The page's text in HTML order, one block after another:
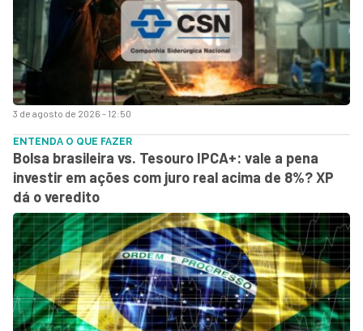
3 de agosto de 2026 - 12:50
ENTENDA O QUE FAZER
Bolsa brasileira vs. Tesouro IPCA+: vale a pena
investir em ações com juro real acima de 8%? XP
dá o veredito